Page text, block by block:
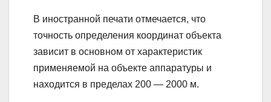
В иностранной печати отмечается, что
точность определения координат объекта
зависит в основном от характеристик
применяемой на объекте аппаратуры и
находится в пределах 200 — 2000 м.